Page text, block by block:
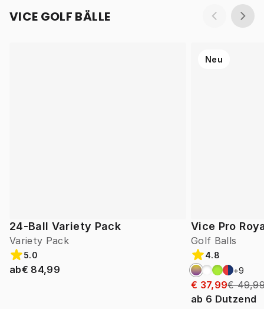
VICE GOLF BÄLLE
24-Ball Variety Pack
Variety Pack
5.0
ab€ 84,99
Vice Pro
Golf Balls
Neu
4.8
+9
€ 37,99€
ab 6 Dutzend